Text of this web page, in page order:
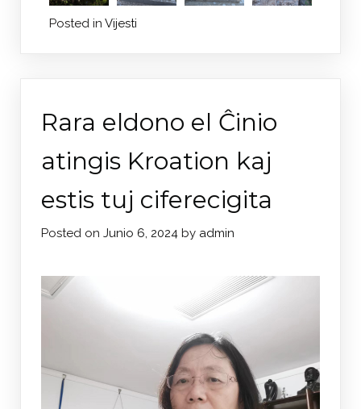
Posted in Vijesti
Rara eldono el Ĉinio
atingis Kroation kaj
estis tuj ciferecigita
Posted on Junio 6, 2024 by admin